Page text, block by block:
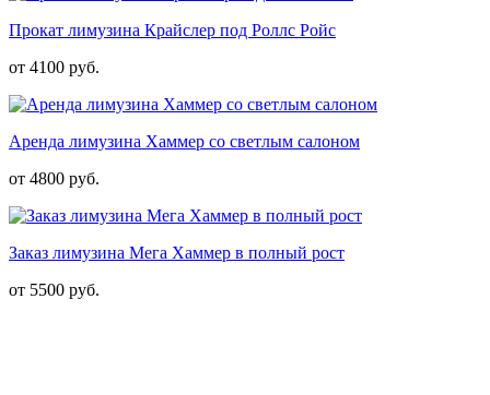
Прокат лимузина Крайслер под Роллс Ройс
от 4100 руб.
Аренда лимузина Хаммер со светлым салоном
от 4800 руб.
Заказ лимузина Мега Хаммер в полный рост
от 5500 руб.